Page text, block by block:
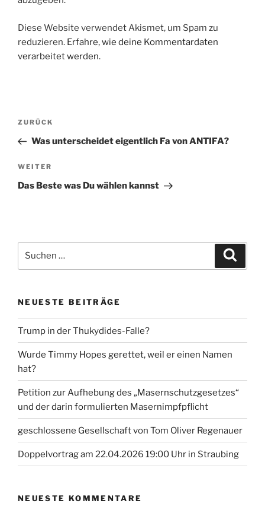
Diese Website verwendet Akismet, um Spam zu
reduzieren. Erfahre, wie deine Kommentardaten
verarbeitet werden.
Beitragsnavigation
Vorheriger
Beitrag
ZURÜCK
Was unterscheidet eigentlich Fa von ANTIFA?
Nächster
Beitrag
WEITER
Das Beste was Du wählen kannst
nach:
NEUESTE BEITRÄGE
Trump in der Thukydides-Falle?
Wurde Timmy Hopes gerettet, weil er einen Namen
hat?
Petition zur Aufhebung des „Masernschutzgesetzes“
und der darin formulierten Masernimpfpflicht
geschlossene Gesellschaft von Tom Oliver Regenauer
Doppelvortrag am 22.04.2026 19:00 Uhr in Straubing
NEUESTE KOMMENTARE